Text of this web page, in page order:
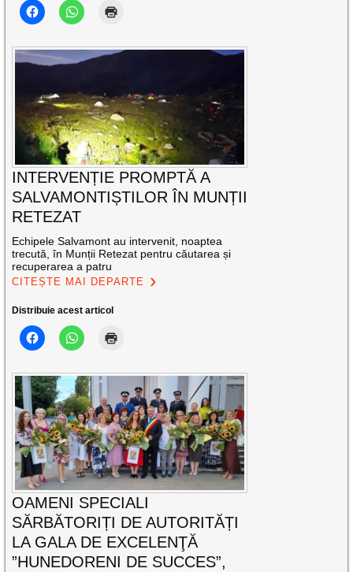
INTERVENȚIE PROMPTĂ A
SALVAMONTIȘTILOR ÎN MUNȚII
RETEZAT
Echipele Salvamont au intervenit, noaptea
trecută, în Munții Retezat pentru căutarea și
recuperarea a patru
CITEȘTE MAI DEPARTE
Distribuie acest articol
OAMENI SPECIALI
SĂRBĂTORIȚI DE AUTORITĂȚI
LA GALA DE EXCELENŢĂ
”HUNEDORENI DE SUCCES”,